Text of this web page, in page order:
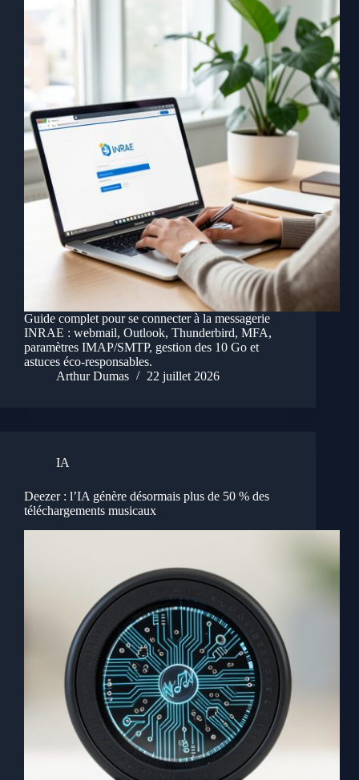
Guide complet pour se connecter à la messagerie
INRAE : webmail, Outlook, Thunderbird, MFA,
paramètres IMAP/SMTP, gestion des 10 Go et
astuces éco-responsables.
Arthur Dumas
22 juillet 2026
IA
Deezer : l’IA génère désormais plus de 50 % des
téléchargements musicaux